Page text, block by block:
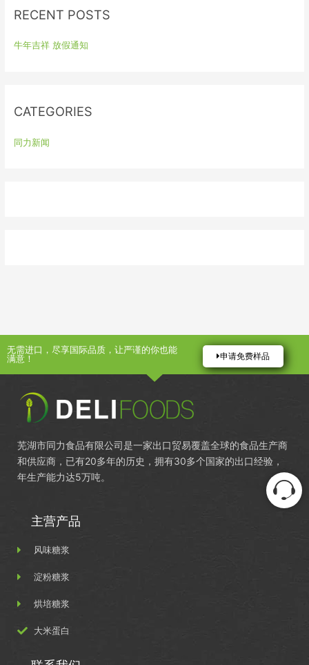
c
f
RECENT POSTS
牛年吉祥 放假通知
CATEGORIES
同力新闻
无需进口，尽享国际品质，让严谨的你也能
满意！
申请免费样品
芜湖市同力食品有限公司是一家出口贸易覆盖全球的食品生产商
和供应商，已有20多年的历史，拥有30多个国家的出口经验，
年生产能力达5万吨。
主营产品
风味糖浆
淀粉糖浆
烘培糖浆
大米蛋白